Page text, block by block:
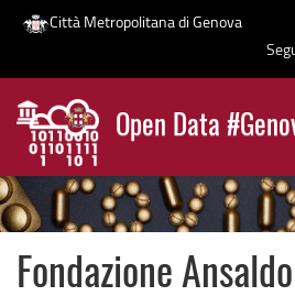
Salta
contenuto
principale
Città Metropolitana di Genova
Open Data
News
Fondazione Ansaldo